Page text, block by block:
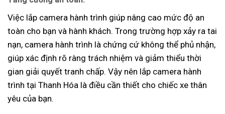
Việc lắp camera hành trình giúp nâng cao mức độ an
toàn cho bạn và hành khách. Trong trường hợp xảy ra tai
nạn, camera hành trình là chứng cứ không thể phủ nhận,
giúp xác định rõ ràng trách nhiệm và giảm thiểu thời
gian giải quyết tranh chấp. Vậy nên lắp camera hành
trình tại Thanh Hóa là điều cần thiết cho chiếc xe thân
yêu của bạn.